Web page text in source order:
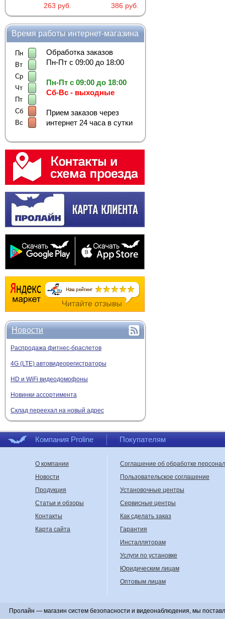
263 руб.
386 руб.
Время работы интернет-магазина
Пн
Вт
Ср
Чт
Пт
Сб
Вс
Обработка заказов
Пн-Пт с 09:00 до 18:00
Пн-Пт с 09:00 до 18:00
Сб-Вс - выходные
Прием заказов через
интернет 24 часа в сутки
Новости
Распродажа фитнес-браслетов
4G (LTE) автовидеорегистраторы
HD и WiFi видеодомофоны
Новинки ассортимента
Склад переехал на новый адрес
Компания Proline Покупателям
О компании
Новости
Продукция
Статьи и обзоры
Контакты
Карта сайта
Соглашение об обработке
Пользовательское соглашение
Установочные центры
Сервисные центры
Как сделать заказ
Гарантия
Инсталляторам
Услуги по установке
Юридическим лицам
Оптовым лицам
Пролайн — магазин систем безопасности и видеонаблюдения, мы